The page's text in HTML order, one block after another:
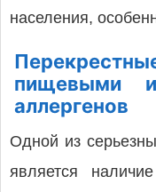
населения,
пищевыми
аллергенов
Одной из
является